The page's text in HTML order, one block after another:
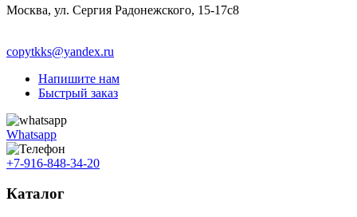
Москва, ул. Сергия Радонежского, 15-17с8
copytkks@yandex.ru
Напишите нам
Быстрый заказ
Whatsapp
+7-916-848-34-20
Каталог